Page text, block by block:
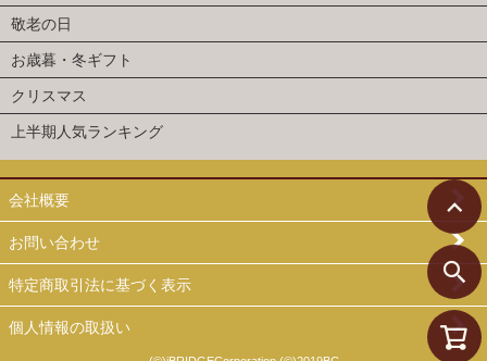
敬老の日
お歳暮・冬ギフト
クリスマス
上半期人気ランキング
会社概要
お問い合わせ
特定商取引法に基づく表示
個人情報の取扱い